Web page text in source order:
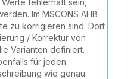
fehlerhaft sein,
Im MSCONS AHB
zu korrigieren sind. Dort
/ Korrektur von
Varianten definiert.
für jeden
wie genau